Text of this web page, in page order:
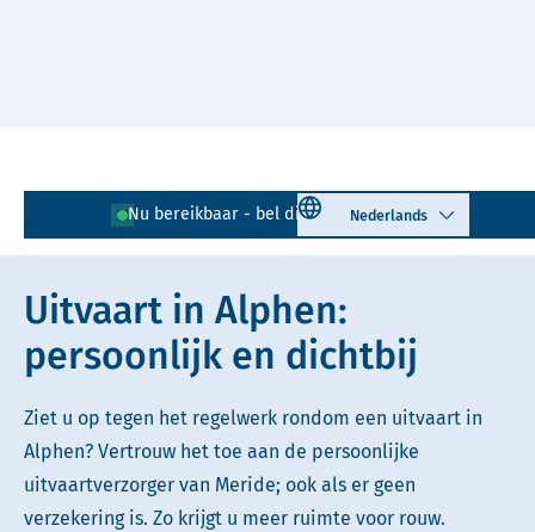
Nu bereikbaar - bel direct! 0172 - 796 153
Select language
Lees voor Uitleg woorden
Simpele tekst
Uitvaart in Alphen:
persoonlijk en dichtbij
Ziet u op tegen het regelwerk rondom een uitvaart in
Alphen? Vertrouw het toe aan de persoonlijke
uitvaartverzorger van Meride; ook als er geen
verzekering is. Zo krijgt u meer ruimte voor rouw.